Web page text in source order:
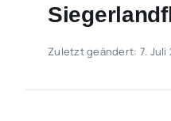
Zuletzt geändert: 7. Juli